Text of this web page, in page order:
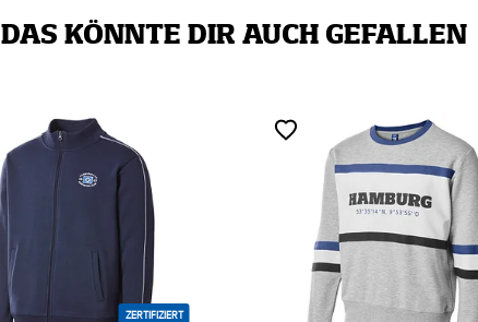
DAS KÖNNTE DIR AUCH GEFALLEN
ZERTIFIZIERT